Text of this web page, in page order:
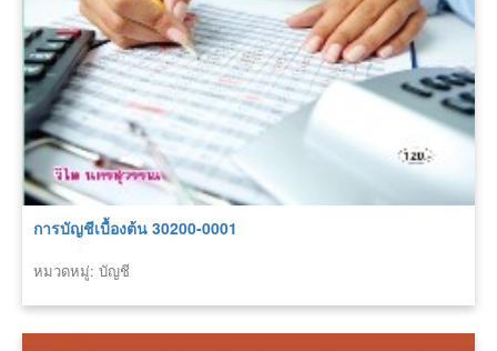
การบัญชีเบื้องต้น 30200-0001
หมวดหมู่: บัญชี